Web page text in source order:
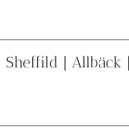
Sheffild | Allbäck